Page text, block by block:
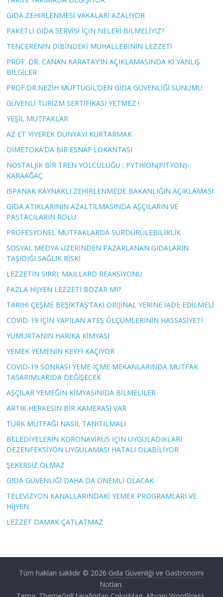
GIDA ZEHİRLENMESİ VAKALARI AZALIYOR
PAKETLİ GIDA SERVİSİ İÇİN NELERİ BİLMELİYİZ?
TENCERENİN DİBİNDEKİ MUHALLEBİNİN LEZZETİ
PROF. DR. CANAN KARATAY’IN AÇIKLAMASINDA Kİ YANLIŞ
BİLGİLER
PROF.DR.NEZİH MÜFTÜGİL’DEN GIDA GÜVENLİĞİ SUNUMU
GÜVENLİ TURİZM SERTİFİKASI YETMEZ !
YEŞİL MUTFAKLAR
AZ ET YİYEREK DÜNYAYI KURTARMAK
DİMETOKA’DA BİR ESNAF LOKANTASI
NOSTALJİK BİR TREN YOLCULUĞU ; PYTHİON(PİTYON)-
KARAAĞAÇ
ISPANAK KAYNAKLI ZEHİRLENMEDE BAKANLIĞIN AÇIKLAMASI
GIDA ATIKLARININ AZALTILMASINDA AŞÇILARIN VE
PASTACILARIN ROLÜ
PROFESYONEL MUTFAKLARDA SÜRDÜRÜLEBİLİRLİK
SOSYAL MEDYA ÜZERİNDEN PAZARLANAN GIDALARIN
TAŞIDIĞI SAĞLIK RİSKİ
LEZZETİN SIRRI; MAILLARD REAKSİYONU
FAZLA HİJYEN LEZZETİ BOZAR MI?
TARİHİ ÇEŞME BEŞİKTAŞ’TAKİ ORİJİNAL YERİNE İADE EDİLMELİ
COVID-19 İÇİN YAPILAN ATEŞ ÖLÇÜMLERİNİN HASSASİYETİ
YUMURTANIN HARİKA KİMYASI
YEMEK YEMENİN KEYFİ KAÇIYOR
COVID-19 SONRASI YEME-İÇME MEKANLARINDA MUTFAK
TASARIMLARIDA DEĞİŞECEK
AŞÇILAR YEMEĞİN KİMYASINIDA BİLMELİLER
ARTIK HERKESİN BİR KAMERASI VAR
TÜRK MUTFAĞI NASIL TANITILMALI
BELEDİYELERİN KORONAVİRÜS İÇİN UYGULADIKLARI
DEZENFEKSİYON UYGULAMASI HATALI OLABİLİYOR
ŞEKERSİZ OLMAZ
GIDA GÜVENLİĞİ DAHA DA ÖNEMLİ OLACAK
TELEVİZYON KANALLARINDAKİ YEMEK PROGRAMLARI VE
HİJYEN
LEZZET DAMAK ÇATLATMAZ
Tüm hakları saklıdır © 2026 Gıda Güvenliği ve Gastronomi
Notları.